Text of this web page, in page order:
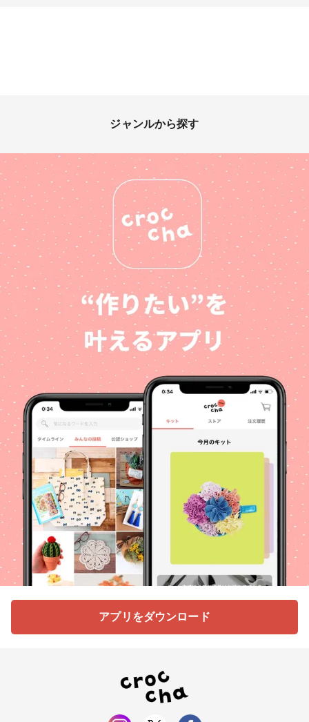
ジャンルから探す
アプリをダウンロード